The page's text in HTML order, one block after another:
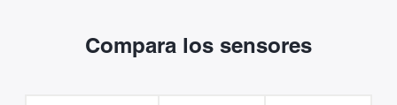
Compara los sensores